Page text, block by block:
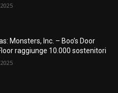
Monsters, Inc. – Boo’s Door
raggiunge 10.000 sostenitori